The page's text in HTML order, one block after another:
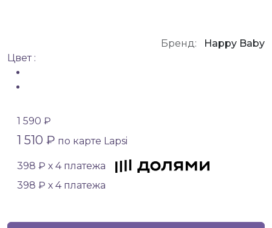
Бренд:
Happy Baby
Цвет :
1 590 ₽
1 510 ₽ по карте Lapsi
398 ₽ х 4 платежа
398 ₽ х 4 платежа